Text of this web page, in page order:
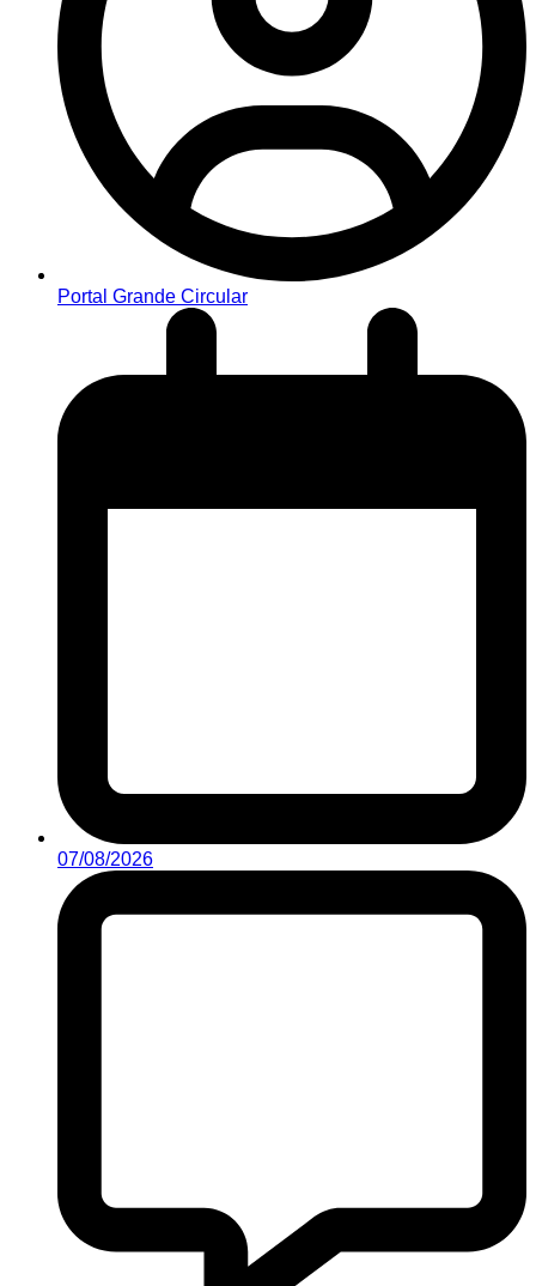
Portal Grande Circular
07/08/2026